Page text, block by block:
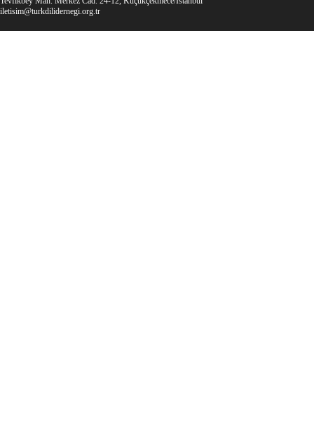
iletisim@turkdilidernegi.org.tr